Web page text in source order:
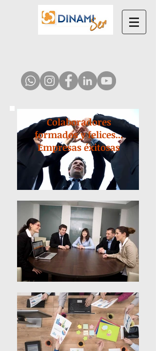
Colaboradores
formados y felices...
Empresas éxitosas